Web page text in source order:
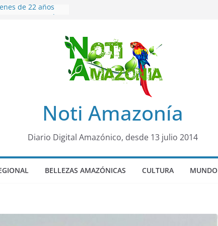
de 22 años
nueva reina por
de dormir mal en
Noti Amazonía
Diario Digital Amazónico, desde 13 julio 2014
BELLEZAS AMAZÓNICAS CULTURA MUNDO